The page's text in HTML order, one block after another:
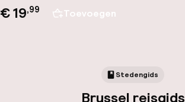
€ 19,99 Toevoegen
Stedengids
Brussel reisgids